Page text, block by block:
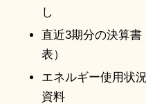
し
直近3期分の決算
表）
エネルギー使用状
資料